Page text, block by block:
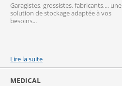
Garagistes, grossistes, fabricants,... une
solution de stockage adaptée à vos
besoins...
Lire la suite
MEDICAL